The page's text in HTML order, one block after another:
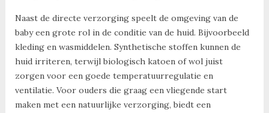
Naast de directe verzorging speelt de omgeving van de
baby een grote rol in de conditie van de huid. Bijvoorbeeld
kleding en wasmiddelen. Synthetische stoffen kunnen de
huid irriteren, terwijl biologisch katoen of wol juist
zorgen voor een goede temperatuurregulatie en
ventilatie. Voor ouders die graag een vliegende start
maken met een natuurlijke verzorging, biedt een